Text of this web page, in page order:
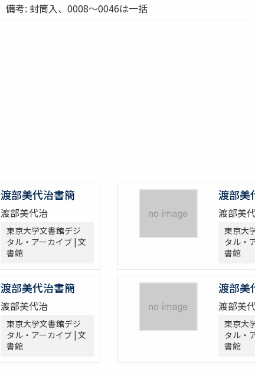
備考: 封筒入、0008～0046は一括
渡部美代治書簡
渡部美代治
東京大学文書館デジ
タル・アーカイブ | 文
書館
渡部美
渡部美
東京大
タル・
書館
渡部美代治書簡
渡部美代治
東京大学文書館デジ
タル・アーカイブ | 文
書館
渡部美
渡部美
東京大
タル・
書館